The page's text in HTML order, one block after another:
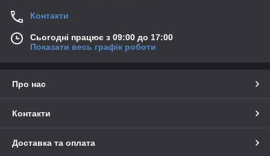
Контакти
Сьогодні працює з 09:00 до 17:00
Показати весь графік роботи
Про нас
Контакти
Доставка та оплата